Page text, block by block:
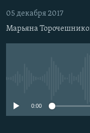
поиску
СОЦИАЛЬНЫЕ СЕТИ
05 декабря 2017
Марьяна
0:00